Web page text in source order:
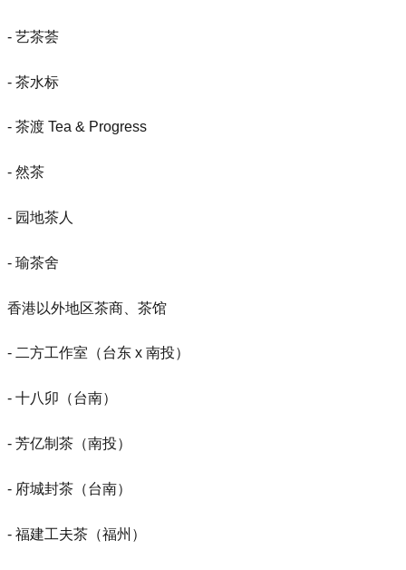
- 艺茶荟
- 茶水标
- 茶渡 Tea & Progress
- 然茶
- 园地茶人
- 瑜茶舍
香港以外地区茶商、茶馆
- 二方工作室（台东 x 南投）
- 十八卯（台南）
- 芳亿制茶（南投）
- 府城封茶（台南）
- 福建工夫茶（福州）